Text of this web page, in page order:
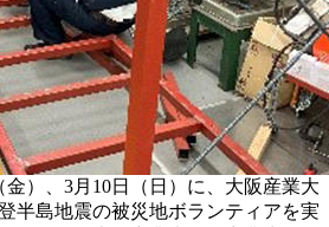
金）、3月10日（日）に、大阪産業大
半島地震の被災地ボランティアを実